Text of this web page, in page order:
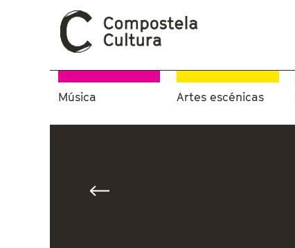
Música Artes escénicas